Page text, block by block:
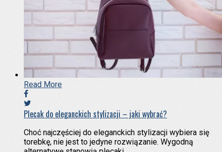
Read More
Plecak do eleganckich stylizacji – jaki wybrać?
Choć najczęściej do eleganckich stylizacji wybiera się
torebkę, nie jest to jedyne rozwiązanie. Wygodną